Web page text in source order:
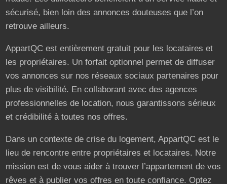
sécurisé, bien loin des annonces douteuses que l’on
retrouve ailleurs.
AppartQC est entièrement gratuit pour les locataires et
les propriétaires. Un forfait optionnel permet de diffuser
vos annonces sur nos réseaux sociaux partenaires pour
plus de visibilité. En collaborant avec des agences
professionnelles de location, nous garantissons sérieux
et crédibilité à toutes nos offres.
Dans un contexte de crise du logement, AppartQC est le
lieu de rencontre entre propriétaires et locataires. Notre
mission est de vous aider à trouver l’appartement de vos
rêves et à publier vos offres en toute confiance. Optez